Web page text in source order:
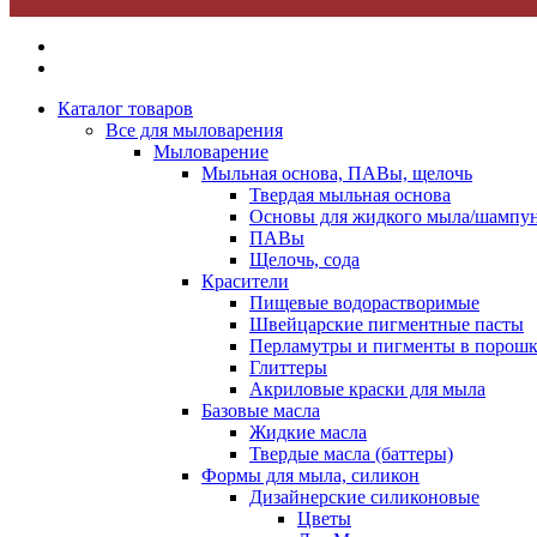
Каталог товаров
Все для мыловарения
Мыловарение
Мыльная основа, ПАВы, щелочь
Твердая мыльная основа
Основы для жидкого мыла/
ПАВы
Щелочь, сода
Красители
Пищевые водорастворимые
Швейцарские пигментные пасты
Перламутры и пигменты в
Глиттеры
Акриловые краски для мыла
Базовые масла
Жидкие масла
Твердые масла (баттеры)
Формы для мыла, силикон
Дизайнерские силиконовые
Цветы